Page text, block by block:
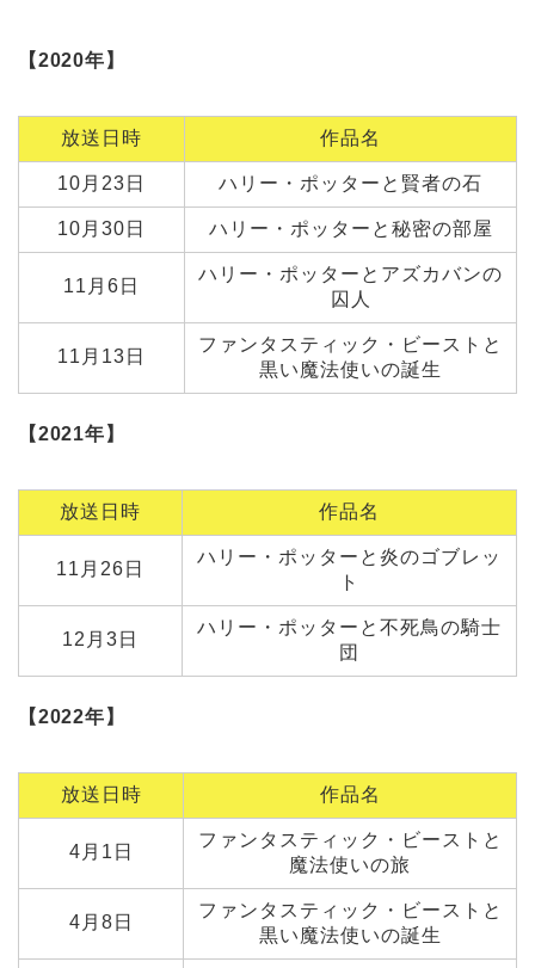
【2020年】
放送日時 作品名
10月23日 ハリー・ポッターと賢者の石
10月30日 ハリー・ポッターと秘密の部屋
11月6日
ハリー・ポッターとアズカバンの
囚人
11月13日
ファンタスティック・ビーストと
黒い魔法使いの誕生
【2021年】
放送日時 作品名
11月26日
ハリー・ポッターと炎のゴブレッ
ト
12月3日
ハリー・ポッターと不死鳥の騎士
団
【2022年】
放送日時 作品名
4月1日
ファンタスティック・ビーストと
魔法使いの旅
4月8日
ファンタスティック・ビーストと
黒い魔法使いの誕生